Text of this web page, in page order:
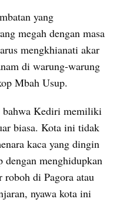
yang
megah dengan masa
mengkhianati akar
di warung-warung
Mbah Usup.
bahwa Kediri memiliki
biasa. Kota ini tidak
kaca yang dingin
menghidupkan
di Pagora atau
nyawa kota ini